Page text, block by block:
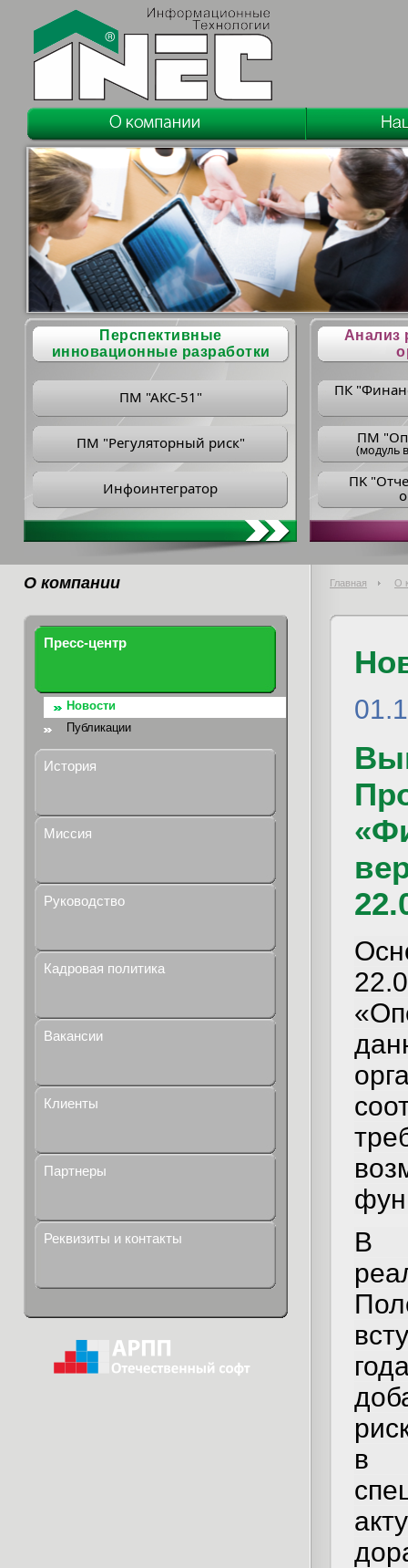
Перспективные
инновационные разработки
ПМ "АКС-51"
ПМ "Регуляторный риск"
Инфоинтегратор
Анализ
ПК
ПM
(модуль
ПK
О компании Главная О
Пресс-центр
Новости
Публикации
История
Миссия
Руководство
Кадровая политика
Вакансии
Клиенты
Партнеры
Реквизиты и контакты
В
в